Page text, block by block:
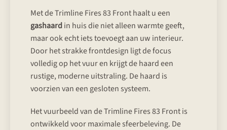
Met de Trimline Fires 83 Front haalt u een
gashaardin huis die niet alleen warmte geeft,
maar ook echt iets toevoegt aan uw interieur.
Door het strakke frontdesign ligt de focus
volledig op het vuur en krijgt de haard een
rustige, moderne uitstraling. De haard is
voorzien van een gesloten systeem.
Het vuurbeeld van de Trimline Fires 83 Front is
ontwikkeld voor maximale sfeerbeleving. De